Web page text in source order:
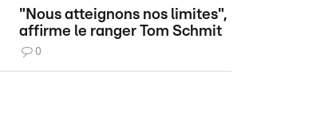
"Nous atteignons nos limites",
affirme le ranger Tom Schmit
0